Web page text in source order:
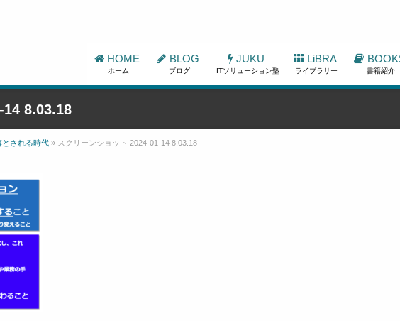
HOME
ホーム
BLOG
ブログ
JUKU
ITソリューション塾
LiBRA
ライブラリー 書籍紹介
14 8.03.18
される時代 » スクリーンショット 2024-01-14 8.03.18